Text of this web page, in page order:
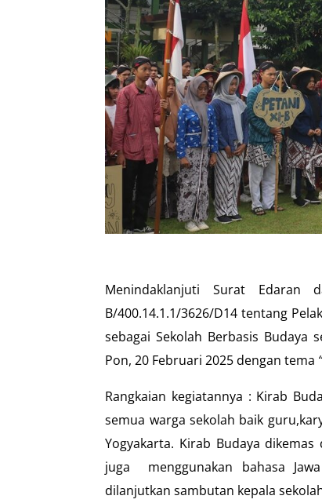
Menindaklanjuti Surat Edaran
B/400.14.1.1/3626/D14 tentang
sebagai Sekolah Berbasis Budaya
Pon, 20 Februari 2025 dengan tema
Rangkaian kegiatannya : Kirab
semua warga sekolah baik
Yogyakarta. Kirab Budaya
juga menggunakan bahasa
dilanjutkan sambutan kepala